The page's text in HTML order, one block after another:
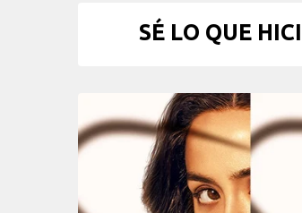
SÉ LO QUE